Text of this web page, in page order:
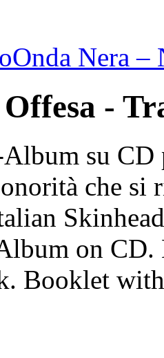
Onda Nera ‎–
-
su CD
che si
on CD.
Booklet